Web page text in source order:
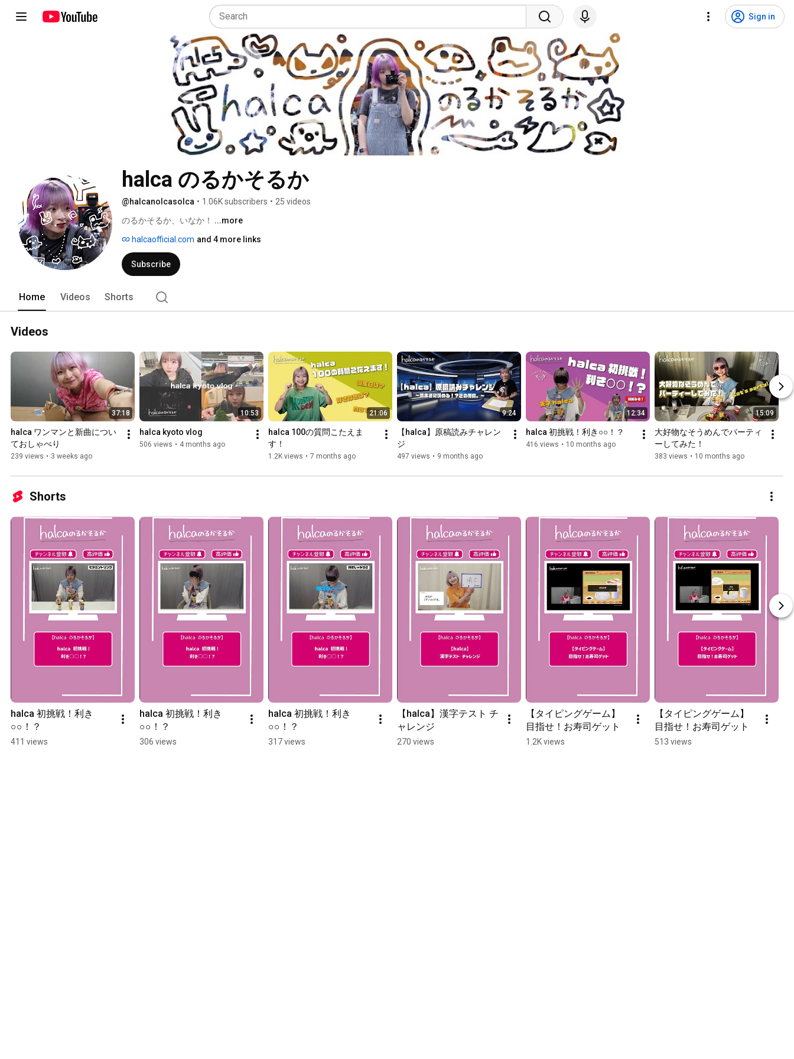
Sign in
halca のるかそるか
@halcanolcasolca • 1.06K subscribers • 25 videos
のるかそるか、いなか！ ...more
halcaofficial.com and 4 more links
Subscribe
Home Videos Shorts
Videos
37:18
halca ワンマンと新曲につい
ておしゃべり
239 views • 3 weeks ago
10:53
halca kyoto vlog
506 views • 4 months ago
21:06
halca 100の質問こたえま
す！
1.2K views • 7 months ago
9:24
【halca】原稿読みチャレン
ジ
497 views • 9 months ago
12:34
halca 初挑戦！利き○○！？
416 views • 10 months ago
15:09
大好物なそうめんでパーティ
ーしてみた！
383 views • 10 months ago
Shorts
halca 初挑戦！利き
○○！？
411 views
halca 初挑戦！利き
○○！？
306 views
halca 初挑戦！利き
○○！？
317 views
【halca】漢字テスト チ
ャレンジ
270 views
【タイピングゲーム】
目指せ！お寿司ゲット
1.2K views
【タイピングゲーム】
目指せ！お寿司ゲット
513 views